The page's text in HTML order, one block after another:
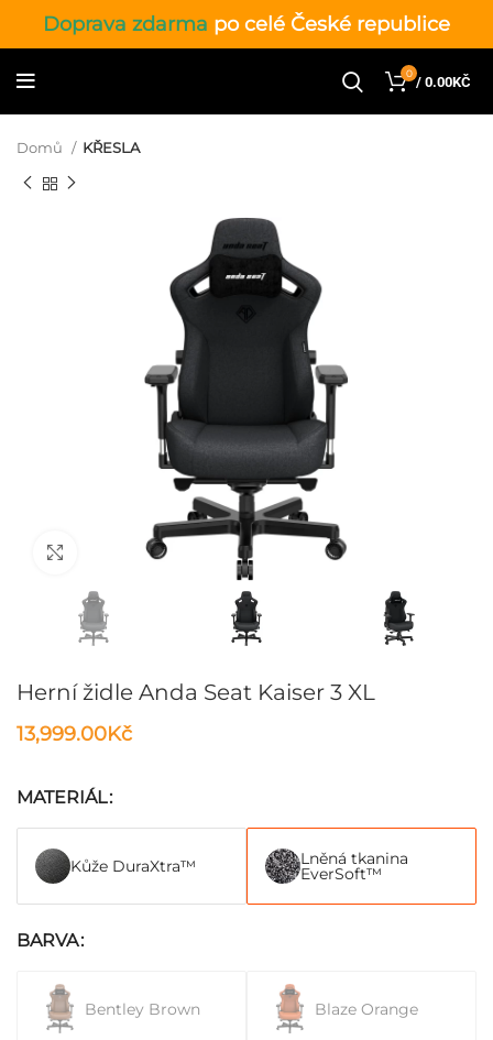
Doprava zdarma po celé České republice
0 / 0.00KČ
Domů KŘESLA
Klikni pro zvětšení
Herní židle Anda Seat Kaiser 3 XL
13,999.00Kč
MATERIÁL
Kůže DuraXtra™ Lněná tkanina
EverSoft™
BARVA
Bentley Brown Blaze Orange